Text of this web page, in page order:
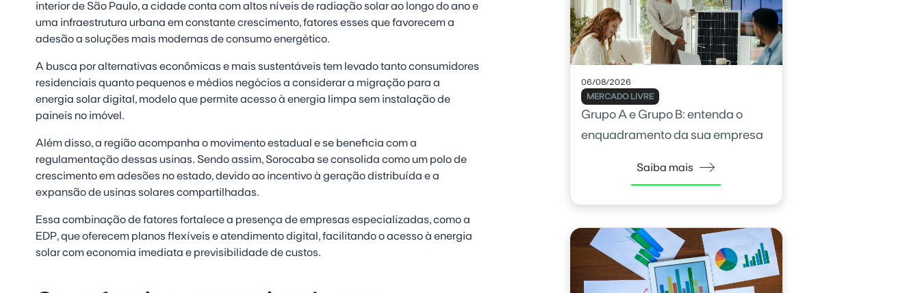
interior de São Paulo, a cidade conta com altos níveis de radiação solar ao longo do ano e
uma infraestrutura urbana em constante crescimento, fatores esses que favorecem a
adesão a soluções mais modernas de consumo energético.
A busca por alternativas econômicas e mais sustentáveis tem levado tanto consumidores
residenciais quanto pequenos e médios negócios a considerar a migração para a
energia solar digital, modelo que permite acesso à energia limpa sem instalação de
paineis no imóvel.
Além disso, a região acompanha o movimento estadual e se beneficia com a
regulamentação dessas usinas. Sendo assim, Sorocaba se consolida como um polo de
crescimento em adesões no estado, devido ao incentivo à geração distribuída e a
expansão de usinas solares compartilhadas.
Essa combinação de fatores fortalece a presença de empresas especializadas, como a
EDP, que oferecem planos flexíveis e atendimento digital, facilitando o acesso à energia
solar com economia imediata e previsibilidade de custos.
06/08/2026
MERCADO LIVRE
Grupo A e Grupo B: entenda o
enquadramento da sua empresa
Saiba mais